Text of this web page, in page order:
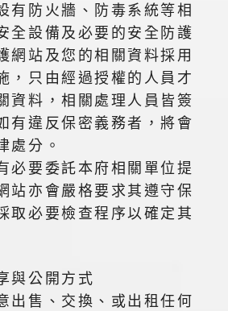
有防火牆、防毒系統等相
全設備及必要的安全防護
網站及您的相關資料採用
，只由經過授權的人員才
資料，相關處理人員皆簽
有違反保密義務者，將會
處分。
必要委託本府相關單位提
站亦會嚴格要求其遵守保
取必要檢查程序以確定其
與公開方式
出售、交換、或出租任何